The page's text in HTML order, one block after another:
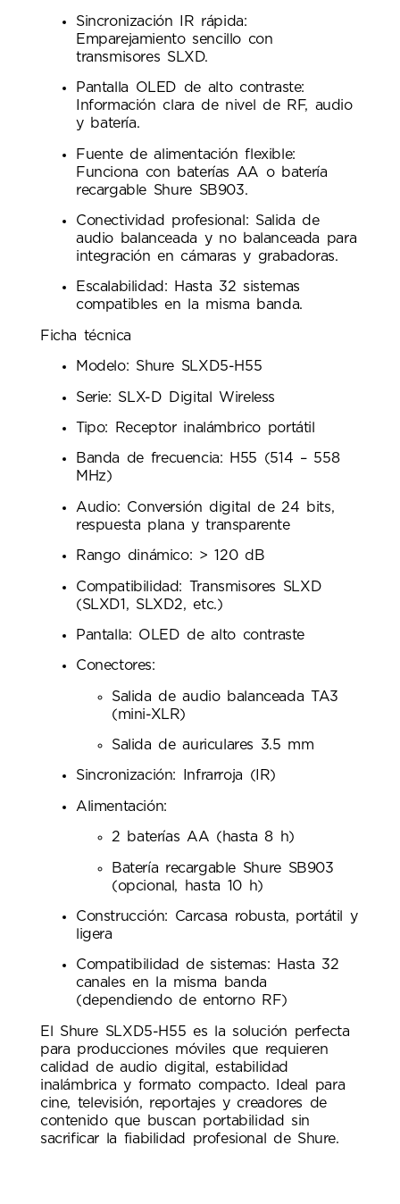
Sincronización IR rápida:
Emparejamiento sencillo con
transmisores SLXD.
Pantalla OLED de alto contraste:
Información clara de nivel de RF, audio
y batería.
Fuente de alimentación flexible:
Funciona con baterías AA o batería
recargable Shure SB903.
Conectividad profesional: Salida de
audio balanceada y no balanceada para
integración en cámaras y grabadoras.
Escalabilidad: Hasta 32 sistemas
compatibles en la misma banda.
Ficha técnica
Modelo: Shure SLXD5-H55
Serie: SLX-D Digital Wireless
Tipo: Receptor inalámbrico portátil
Banda de frecuencia: H55 (514 – 558
MHz)
Audio: Conversión digital de 24 bits,
respuesta plana y transparente
Rango dinámico: > 120 dB
Compatibilidad: Transmisores SLXD
(SLXD1, SLXD2, etc.)
Pantalla: OLED de alto contraste
Conectores:
Salida de audio balanceada TA3
(mini-XLR)
Salida de auriculares 3.5 mm
Sincronización: Infrarroja (IR)
Alimentación:
2 baterías AA (hasta 8 h)
Batería recargable Shure SB903
(opcional, hasta 10 h)
Construcción: Carcasa robusta, portátil y
ligera
Compatibilidad de sistemas: Hasta 32
canales en la misma banda
(dependiendo de entorno RF)
El Shure SLXD5-H55 es la solución perfecta
para producciones móviles que requieren
calidad de audio digital, estabilidad
inalámbrica y formato compacto. Ideal para
cine, televisión, reportajes y creadores de
contenido que buscan portabilidad sin
sacrificar la fiabilidad profesional de Shure.